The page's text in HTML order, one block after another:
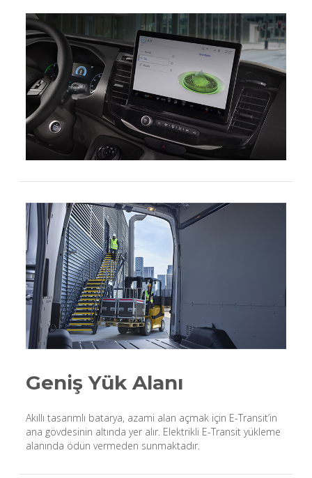
Geniş Yük Alanı
Akıllı tasarımlı batarya, azami alan açmak için E-Transit’in
ana gövdesinin altında yer alır. Elektrikli E-Transit yükleme
alanında ödün vermeden sunmaktadır.